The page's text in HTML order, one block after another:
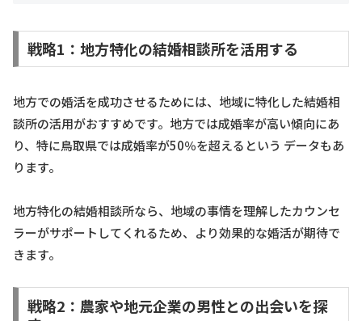
戦略1：地方特化の結婚相談所を活用する
地方での婚活を成功させるためには、地域に特化した結婚相
談所の活用がおすすめです。地方では成婚率が高い傾向にあ
り、特に鳥取県では成婚率が50％を超えるという データもあ
ります。
地方特化の結婚相談所なら、地域の事情を理解したカウンセ
ラーがサポートしてくれるため、より効果的な婚活が期待で
きます。
戦略2：農家や地元企業の男性との出会いを探